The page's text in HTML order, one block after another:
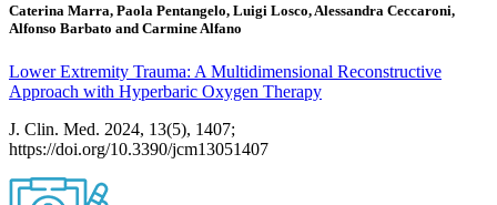
Caterina Marra, Paola Pentangelo, Luigi Losco, Alessandra Ceccaroni,
Alfonso Barbato and Carmine Alfano
Lower Extremity Trauma: A Multidimensional Reconstructive
Approach with Hyperbaric Oxygen Therapy
J. Clin. Med. 2024, 13(5), 1407;
https://doi.org/10.3390/jcm13051407